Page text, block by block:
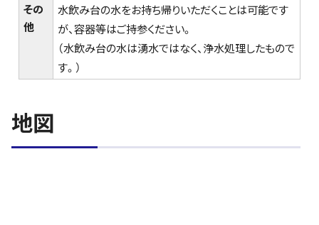
その
他
水飲み台の水をお持ち帰りいただくことは可能です
が、容器等はご持参ください。
（水飲み台の水は湧水ではなく、浄水処理したもので
す。）
地図